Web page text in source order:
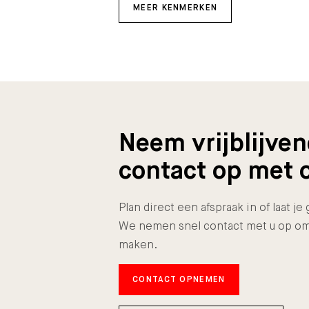
MEER KENMERKEN
Neem
contact op met
Plan direct een afspraak in of laat je
We nemen snel contact met u op
maken.
CONTACT OPNEMEN